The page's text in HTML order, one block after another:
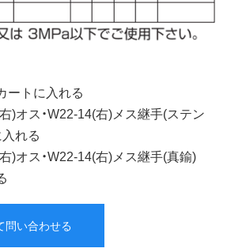
ートに入れる
)オス・W22-14(右)メス継手(ステン
れる
)オス・W22-14(右)メス継手(真鍮)
問い合わせる